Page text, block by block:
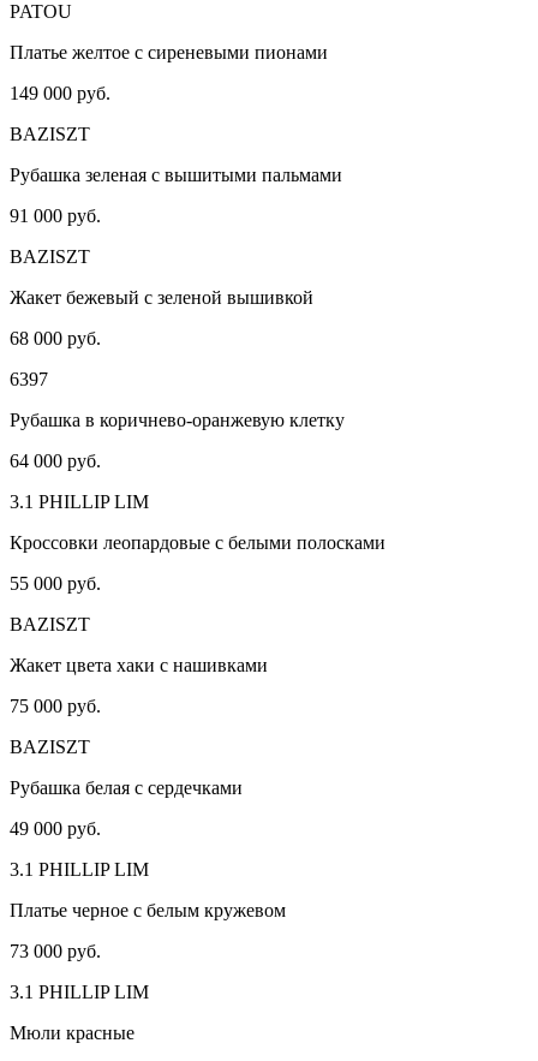
PATOU
Платье желтое с сиреневыми пионами
149 000 руб.
BAZISZT
Рубашка зеленая с вышитыми пальмами
91 000 руб.
BAZISZT
Жакет бежевый с зеленой вышивкой
68 000 руб.
6397
Рубашка в коричнево-оранжевую клетку
64 000 руб.
3.1 PHILLIP LIM
Кроссовки леопардовые с белыми полосками
55 000 руб.
BAZISZT
Жакет цвета хаки с нашивками
75 000 руб.
BAZISZT
Рубашка белая с сердечками
49 000 руб.
3.1 PHILLIP LIM
Платье черное с белым кружевом
73 000 руб.
3.1 PHILLIP LIM
Мюли красные